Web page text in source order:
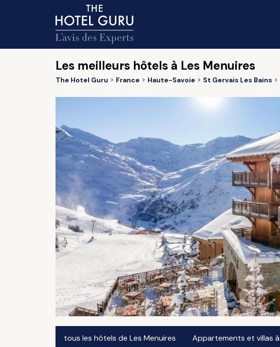
Les meilleurs hôtels à Les Menuires
The Hotel Guru France Haute-Savoie St Gervais Les Bains
tous les hôtels de Les Menuires Appartements et villas